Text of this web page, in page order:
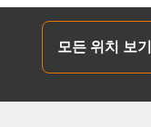
모든 위치 보기